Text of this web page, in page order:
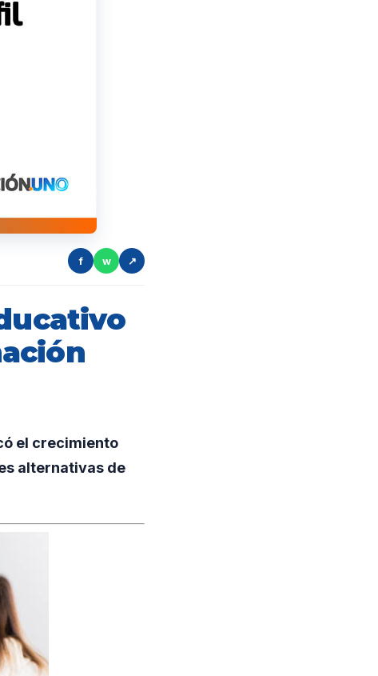
f w ↗
el crecimiento
alternativas de